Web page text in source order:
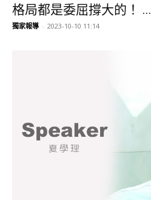
格局都是委屈撐大的！ ...
獨家報導 - 2023-10-10 11:14